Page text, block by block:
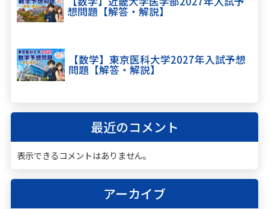
想問題【解答・解説】
【数学】東京医科大学2027年入試予想
問題【解答・解説】
最近のコメント
表示できるコメントはありません。
アーカイブ